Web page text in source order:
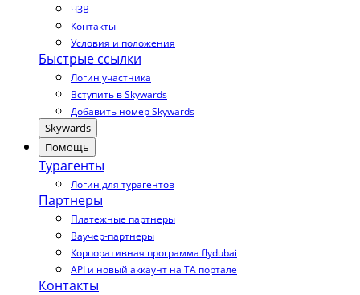
ЧЗВ
Контакты
Условия и положения
Быстрые ссылки
Логин участника
Вступить в Skywards
Добавить номер Skywards
Skywards
Помощь
Турагенты
Логин для турагентов
Партнеры
Платежные партнеры
Ваучер-партнеры
Корпоративная программа flydubai
API и новый аккаунт на TA портале
Контакты